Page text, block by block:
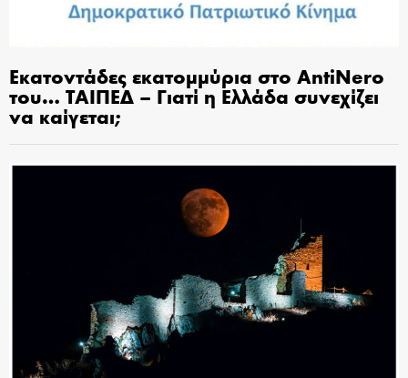
Εκατοντάδες εκατομμύρια στο AntiNero
του… ΤΑΙΠΕΔ – Γιατί η Ελλάδα συνεχίζει
να καίγεται;